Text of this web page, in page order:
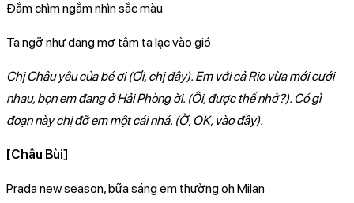
Đắm chìm ngắm nhìn sắc màu
Ta ngỡ như đang mơ tâm ta lạc vào gió
Chị Châu yêu của bé ơi (Ơi, chị đây). Em với cả Rio vừa mới cưới
nhau, bọn em đang ở Hải Phòng ời. (Ôi, được thế nhở?). Có gì
đoạn này chị đỡ em một cái nhá. (Ờ, OK, vào đây).
[Châu Bùi]
Prada new season, bữa sáng em thường oh Milan